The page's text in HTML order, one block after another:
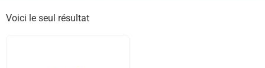
Voici le seul résultat